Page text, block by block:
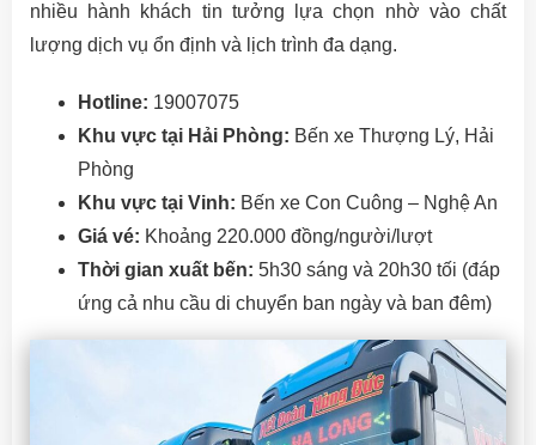
nhiều hành khách tin tưởng lựa chọn nhờ vào chất
lượng dịch vụ ổn định và lịch trình đa dạng.
Hotline: 19007075
Khu vực tại Hải Phòng: Bến xe Thượng Lý, Hải
Phòng
Khu vực tại Vinh: Bến xe Con Cuông – Nghệ An
Giá vé: Khoảng 220.000 đồng/người/lượt
Thời gian xuất bến: 5h30 sáng và 20h30 tối (đáp
ứng cả nhu cầu di chuyển ban ngày và ban đêm)